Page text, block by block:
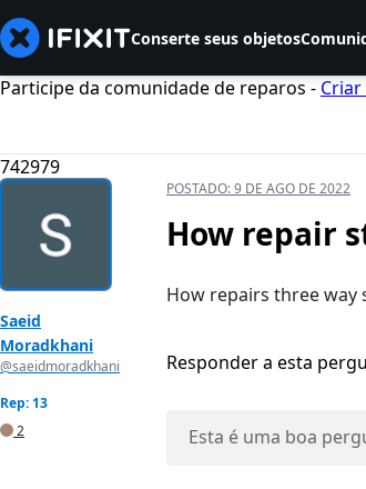
Conserte seus objetos
Participe da comunidade de reparos -
742979
Saeid
Moradkhani
@saeidmoradkhani
Rep: 13
2
POSTADO:9 DE AGO DE 2022
How repair
How repairs three way
Responder a esta
Esta é uma boa